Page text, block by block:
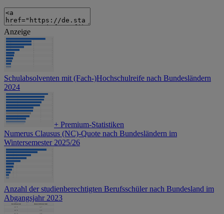
Anzeige
Schulabsolventen mit (Fach-)Hochschulreife nach Bundesländern
2024
+ Premium-Statistiken
Numerus Clausus (NC)-Quote nach Bundesländern im
Wintersemester 2025/26
Anzahl der studienberechtigten Berufsschüler nach Bundesland im
Abgangsjahr 2023